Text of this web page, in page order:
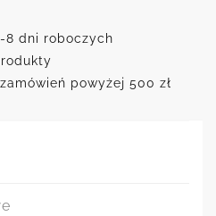
8 dni roboczych
powyżej 500 zł